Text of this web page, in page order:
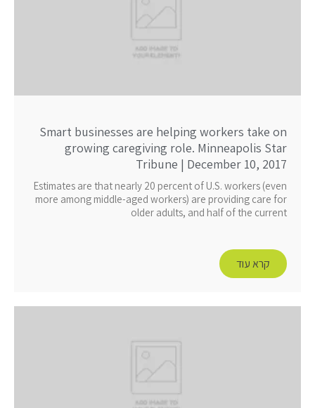
Smart businesses are helping workers take on
growing caregiving role. Minneapolis Star
Tribune | December 10, 2017
Estimates are that nearly 20 percent of U.S. workers (even
more among middle-aged workers) are providing care for
older adults, and half of the current
קרא עוד